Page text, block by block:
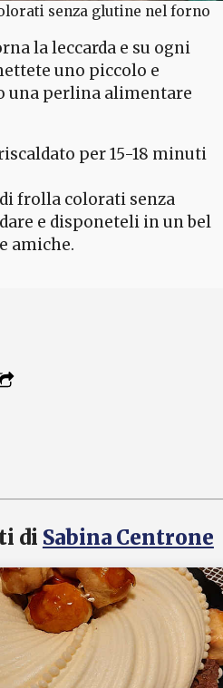
senza glutine nel forno
la leccarda e su ogni
uno piccolo e
una perlina alimentare
per 15-18 minuti
frolla colorati senza
e disponeteli in un bel
amiche.
di Sabina Centrone